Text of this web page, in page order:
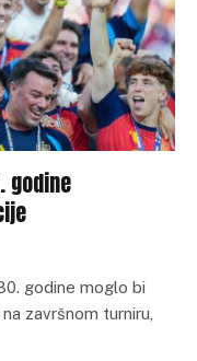
godine
godine moglo bi
završnom turniru,